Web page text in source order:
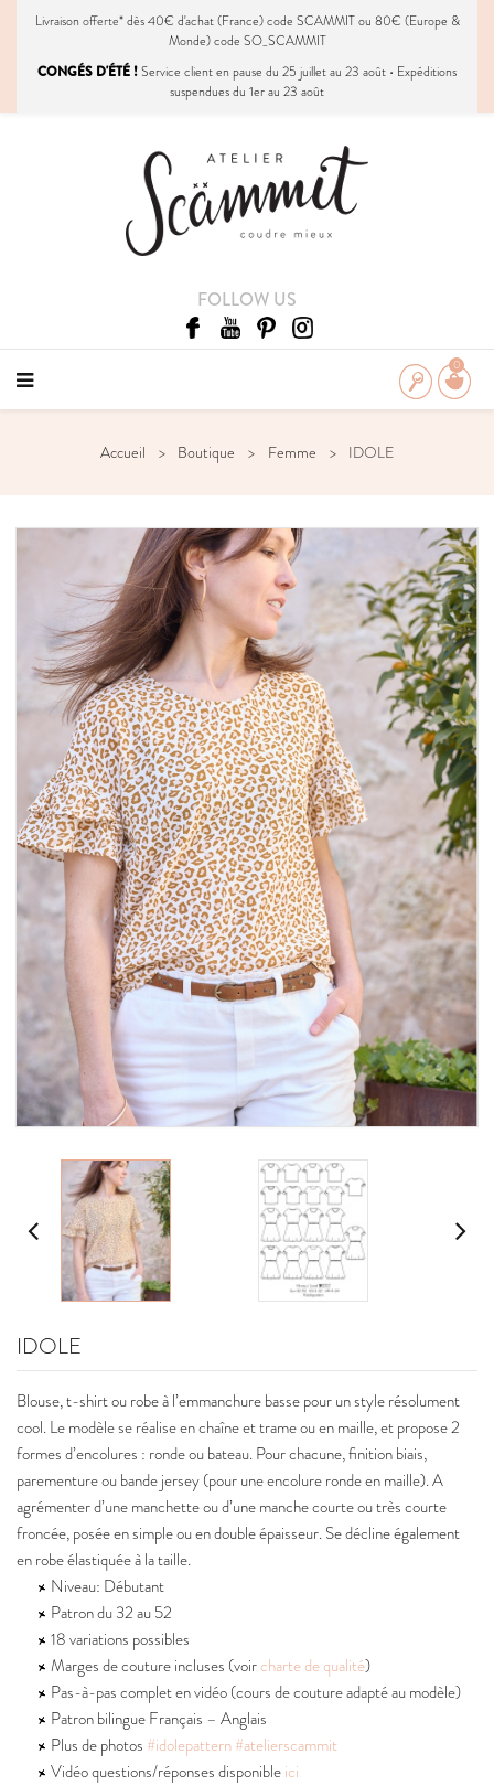
Livraison offerte* dès 40€ d'achat (France) code SCAMMIT ou 80€ (Europe &
Monde) code SO_SCAMMIT
CONGÉS D'ÉTÉ !Service client en pause du 25 juillet au 23 août • Expéditions
suspendues du 1er au 23 août
FOLLOW US
0
Accueil Boutique Femme IDOLE
IDOLE
Blouse, t-shirt ou robe à l’emmanchure basse pour un style résolument
cool. Le modèle se réalise en chaîne et trame ou en maille, et propose 2
formes d’encolures : ronde ou bateau. Pour chacune, finition biais,
parementure ou bande jersey (pour une encolure ronde en maille). A
agrémenter d’une manchette ou d’une manche courte ou très courte
froncée, posée en simple ou en double épaisseur. Se décline également
en robe élastiquée à la taille.
Niveau: Débutant
Patron du 32 au 52
18 variations possibles
Marges de couture incluses (voircharte de qualité)
Pas-à-pas complet en vidéo (cours de couture adapté au modèle)
Patron bilingue Français – Anglais
Plus de photos #idolepattern#atelierscammit
Vidéo questions/réponses disponibleici